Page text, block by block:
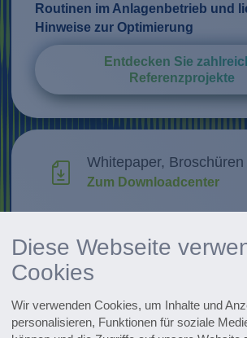
Diese Webseite
Cookies
Wir verwenden Cookies, um Inhalte und
personalisieren, Funktionen für soziale
Routinen im Anlagenbetrieb und
Hinweise zur Optimierung
Entdecken Sie
Referenzprojekte
Whitepaper,
Zum Downloadcenter
Innovationen entdecken
Zu den Terminen